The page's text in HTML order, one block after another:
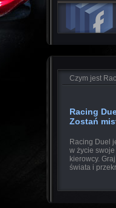
Czym jest
Racing
Zostań
Racing Duel
w życie
kierowcy.
świata i